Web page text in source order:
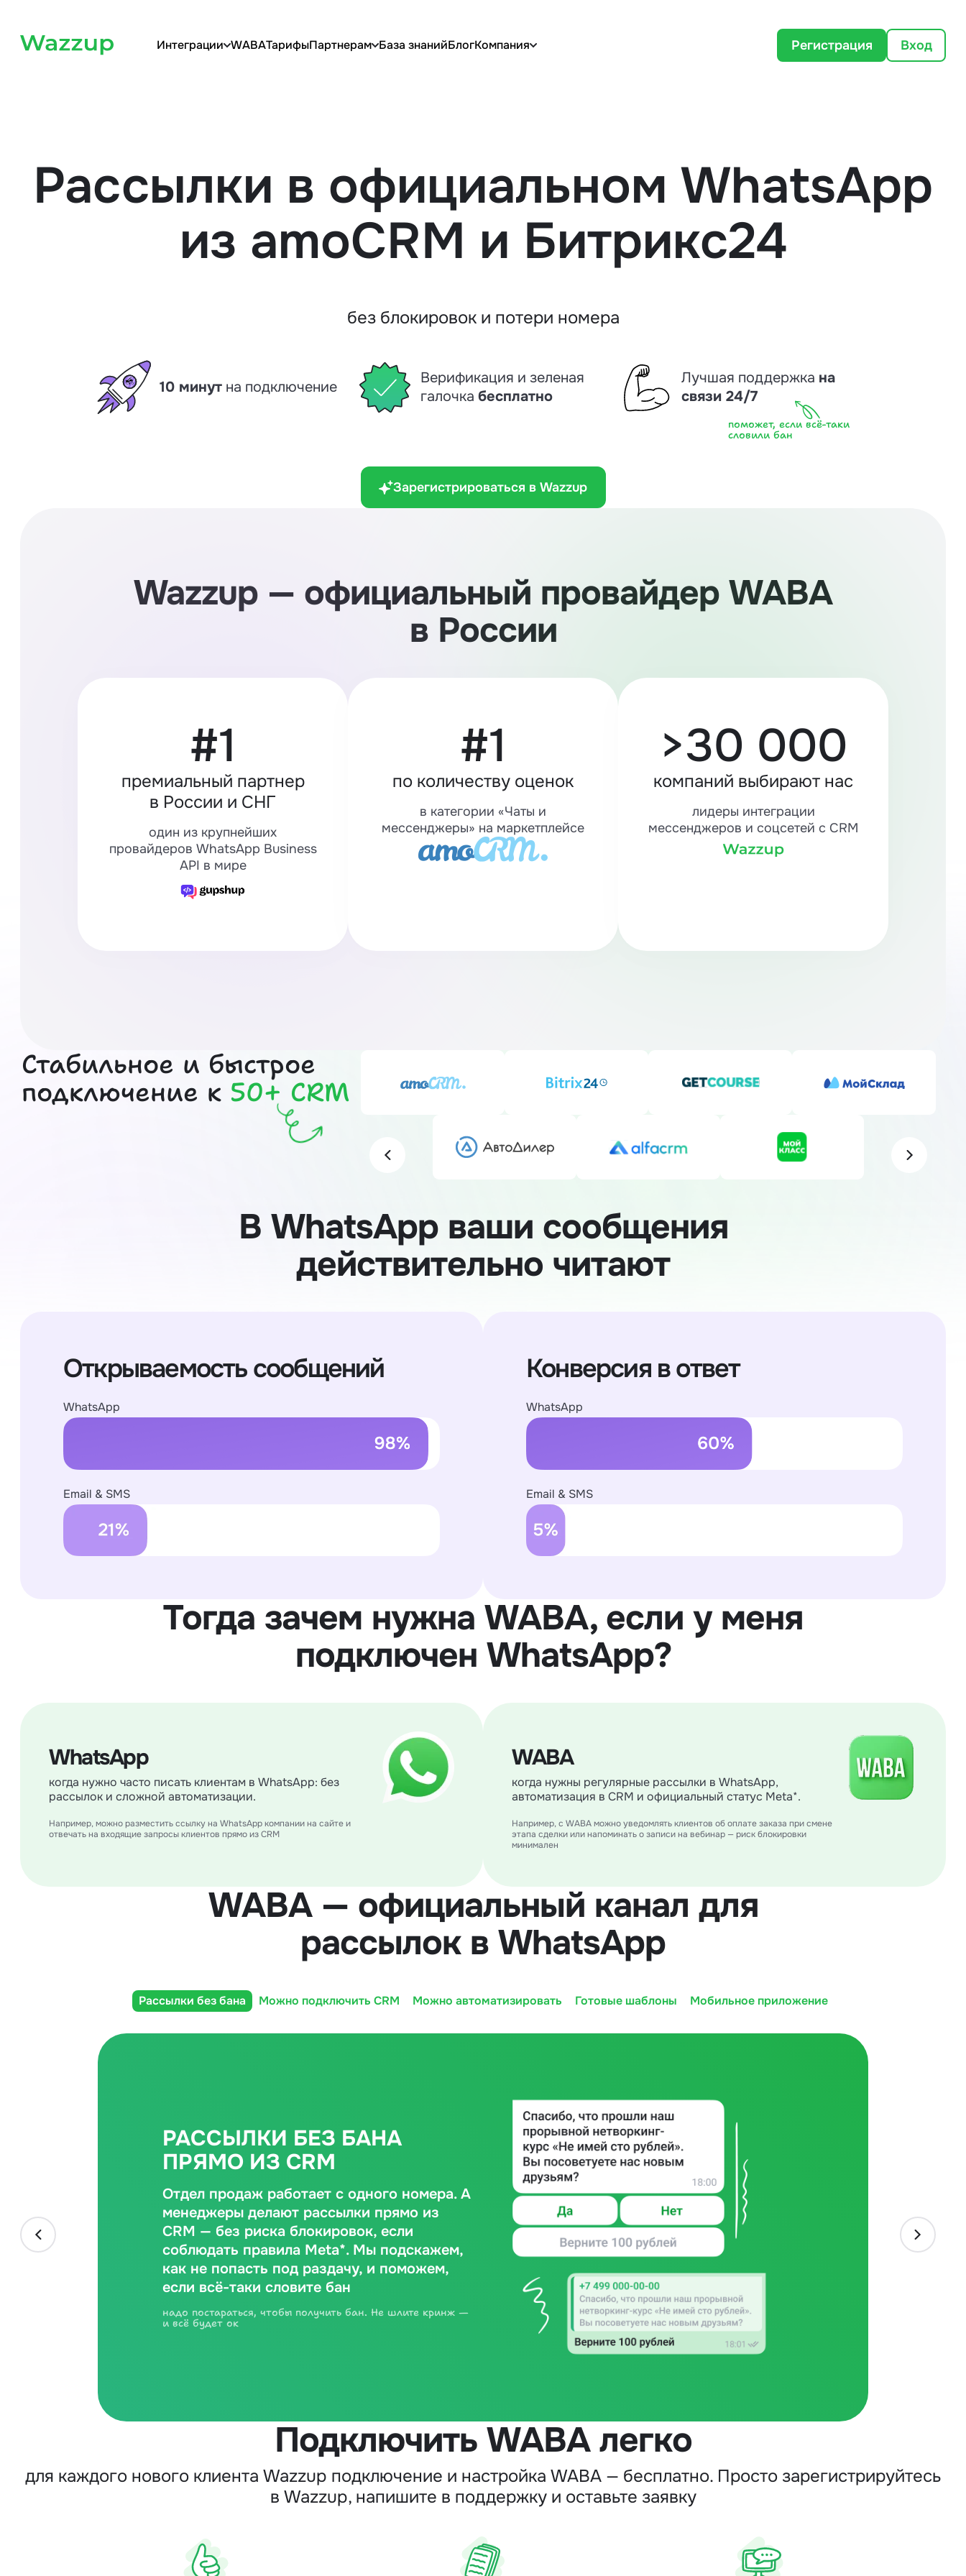
Интеграции WABAТарифыПартнерам База знанийБлогКомпания Регистрация Вход
Рассылки в официальном WhatsApp
из amoCRM и Битрикс24
без блокировок и потери номера
10 минут на подключение
Верификация и зеленая
галочка бесплатно
Лучшая поддержка на
связи 24/7
поможет, если всё-таки
словили бан
Зарегистрироваться в Wazzup
Wazzup — официальный провайдер WABA
в России
#1
премиальный партнер
в России и СНГ
один из крупнейших
провайдеров WhatsApp Business
API в мире
#1
по количеству оценок
в категории «Чаты и
мессенджеры» на маркетплейсе
>30 000
компаний выбирают нас
лидеры интеграции
мессенджеров и соцсетей с CRM
Стабильное и быстрое
подключение к 50+ CRM
В WhatsApp ваши сообщения
действительно читают
Открываемость сообщений
WhatsApp
Email & SMS
Конверсия в ответ
WhatsApp
Email & SMS
Тогда зачем нужна WABA, если у меня
подключен WhatsApp?
WhatsApp
когда нужно часто писать клиентам в WhatsApp: без
рассылок и сложной автоматизации.
Например, можно разместить ссылку на WhatsApp компании на сайте и
отвечать на входящие запросы клиентов прямо из CRM
WABA
когда нужны регулярные рассылки в WhatsApp,
автоматизация в CRM и официальный статус Meta*.
Например, с WABA можно уведомлять клиентов об оплате заказа при смене
этапа сделки или напоминать о записи на вебинар — риск блокировки
минимален
WABA — официальный канал для
рассылок в WhatsApp
Рассылки без бана Можно подключить CRM Можно автоматизировать Готовые шаблоны Мобильное приложение
РАССЫЛКИ БЕЗ БАНА
ПРЯМО ИЗ CRM
Отдел продаж работает с одного номера. А
менеджеры делают рассылки прямо из
CRM — без риска блокировок, если
соблюдать правила Meta*. Мы подскажем,
как не попасть под раздачу, и поможем,
если всё-таки словите бан
надо постараться, чтобы получить бан. Не шлите кринж —
и всё будет ок
Подключить WABA легко
для каждого нового клиента Wazzup подключение и настройка WABA — бесплатно. Просто зарегистрируйтесь
в Wazzup, напишите в поддержку и оставьте заявку